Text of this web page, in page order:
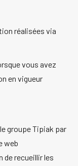
réalisées via
vous avez
en vigueur
groupe Tipiak par
web
de recueillir les